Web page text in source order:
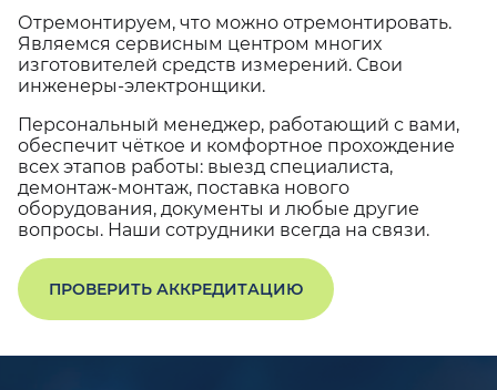
Отремонтируем, что можно отремонтировать.
Являемся сервисным центром многих
изготовителей средств измерений. Свои
инженеры-электронщики.
Персональный менеджер, работающий с вами,
обеспечит чёткое и комфортное прохождение
всех этапов работы: выезд специалиста,
демонтаж-монтаж, поставка нового
оборудования, документы и любые другие
вопросы. Наши сотрудники всегда на связи.
ПРОВЕРИТЬ АККРЕДИТАЦИЮ